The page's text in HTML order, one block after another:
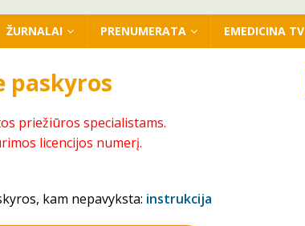
ŽURNALAI PRENUMERATA EMEDICINA TV
paskyros
priežiūros specialistams.
licencijos numerį.
kam nepavyksta: instrukcija